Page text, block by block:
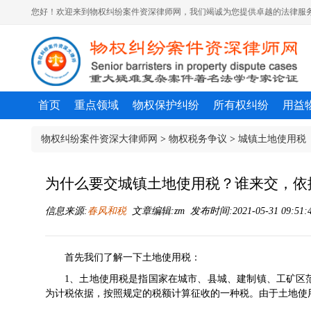
您好！欢迎来到物权纠纷案件资深律师网，我们竭诚为您提供卓越的法律服
首页 重点领域 物权保护纠纷 所有权纠纷 用益
物权纠纷案件资深大律师网 > 物权税务争议 > 城镇土地使用税
为什么要交城镇土地使用税？谁来交，
信息来源:春风和税文章编辑:zm 发布时间:2021-05-31
首先我们了解一下土地使用税：
1、土地使用税是指国家在城市、县城、建制镇、工矿
为计税依据，按照规定的税额计算征收的一种税。由于土地